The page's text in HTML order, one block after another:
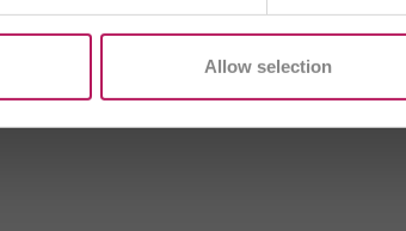
Allow selection